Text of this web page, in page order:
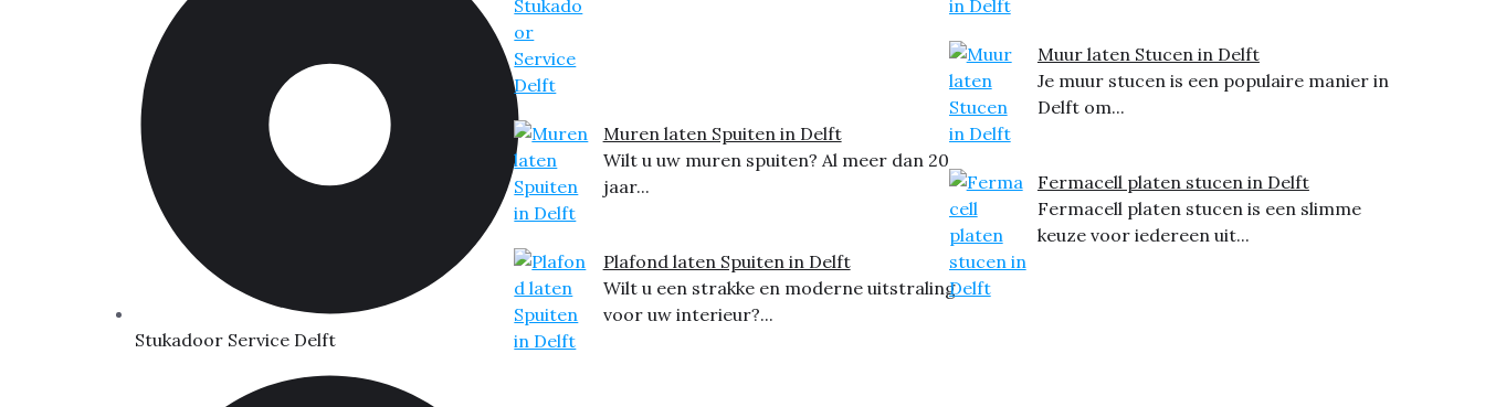
Stukadoor Service Delft
Muren laten Spuiten in Delft
Wilt u uw muren spuiten? Al meer dan 20
jaar...
Plafond laten Spuiten in Delft
Wilt u een strakke en moderne uitstraling
voor uw interieur?...
Muur laten Stucen in Delft
Je muur stucen is een populaire manier in
Delft om...
Fermacell platen stucen in Delft
Fermacell platen stucen is een slimme
keuze voor iedereen uit...